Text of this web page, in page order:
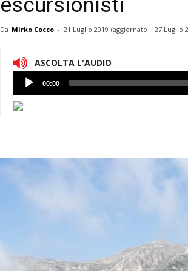
escursionisti
Da Mirko Cocco - 21 Luglio 2019 (aggiornato il 27 Luglio
ASCOLTA L'AUDIO
Lettore
Audio
00:00